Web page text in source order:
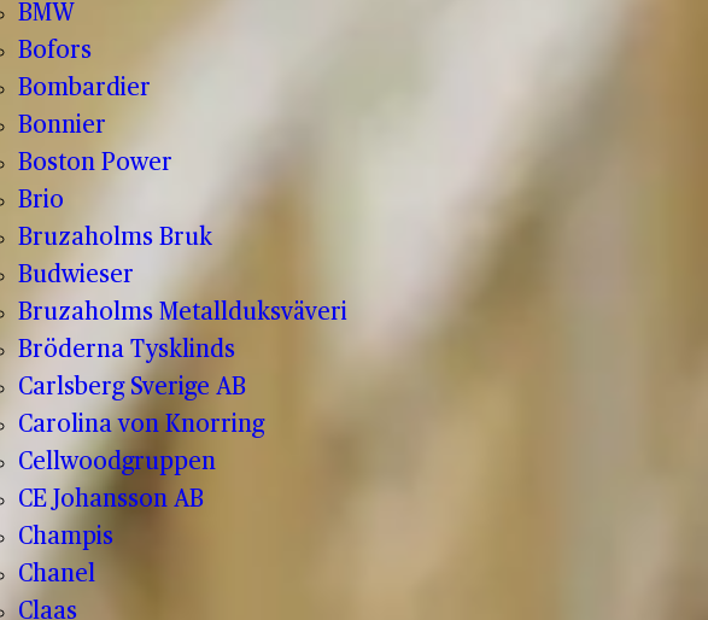
BMW
Bofors
Bombardier
Bonnier
Boston Power
Brio
Bruzaholms Bruk
Budwieser
Bruzaholms Metallduksväveri
Bröderna Tysklinds
Carlsberg Sverige AB
Carolina von Knorring
Cellwoodgruppen
CE Johansson AB
Champis
Chanel
Claas